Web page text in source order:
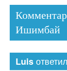
Ишимбай
Luis